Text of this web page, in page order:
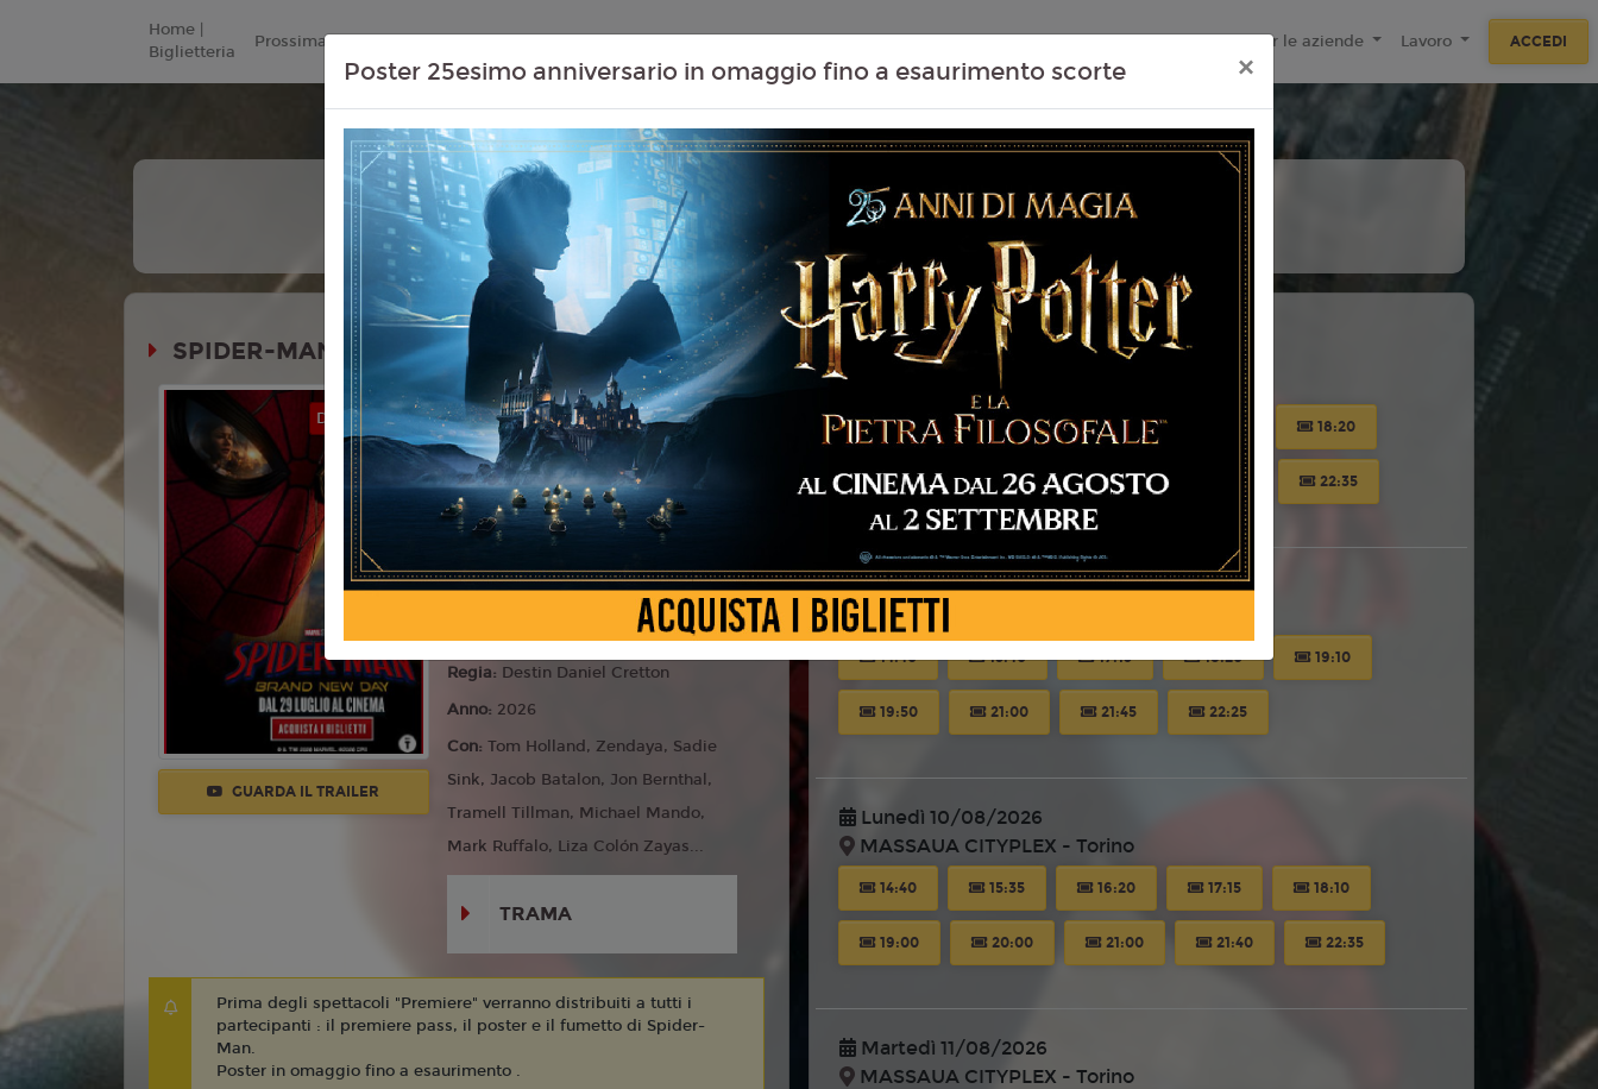
Home |
Biglietteria
Prossimamente Listino Prezzi Contenuti Extra Proiezioni Scolastiche Eventi Passati Tecnologie F.A.Q Per le aziende Lavoro ACCEDI
+ 08
Agosto
Domenica
10 11
Martedì
SPIDER-MAN - BRAND NEW DAY
DOLBY ATMOS
GUARDA IL TRAILER
Durata: 144 min
Genere:Avventura, Fantascienza,
Regia: Destin Daniel Cretton
Anno: 2026
Con:Tom Holland, Zendaya, Sadie
Sink, Jacob Batalon, Jon Bernthal,
Tramell Tillman, Michael Mando,
Mark Ruffalo, Liza Colón Zayas...
TRAMA
Prima degli spettacoli "Premiere" verranno distribuiti a tutti i
partecipanti : il premiere pass, il poster e il fumetto di Spider-
Man.
Poster in omaggio fino a esaurimento .
Sabato 08/08/2026
MASSAUA CITYPLEX - Torino
14:40 15:40 16:25 18:20
19:05 20:00 21:10 21:45 22:35
Domenica 09/08/2026
MASSAUA CITYPLEX - Torino
14:40 15:40 17:15 18:20 19:10
19:50 21:00 21:45 22:25
Lunedì 10/08/2026
MASSAUA CITYPLEX - Torino
14:40 15:35 16:20 17:15 18:10
19:00 20:00 21:00 21:40 22:35
Martedì 11/08/2026
MASSAUA CITYPLEX - Torino
Poster 25esimo anniversario in omaggio fino a esaurimento scorte ×